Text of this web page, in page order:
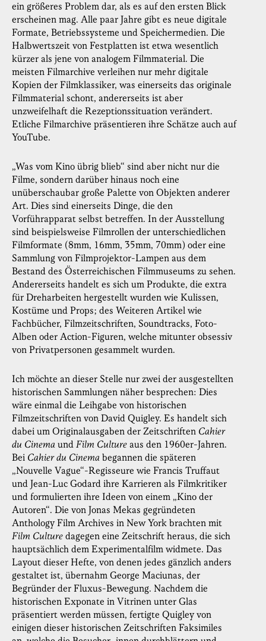
ein größeres Problem dar, als es auf den ersten Blick
erscheinen mag. Alle paar Jahre gibt es neue digitale
Formate, Betriebssysteme und Speichermedien. Die
Halbwertszeit von Festplatten ist etwa wesentlich
kürzer als jene von analogem Filmmaterial. Die
meisten Filmarchive verleihen nur mehr digitale
Kopien der Filmklassiker, was einerseits das originale
Filmmaterial schont, andererseits ist aber
unzweifelhaft die Rezeptionssituation verändert.
Etliche Filmarchive präsentieren ihre Schätze auch auf
YouTube.
„Was vom Kino übrig blieb“ sind aber nicht nur die
Filme, sondern darüber hinaus noch eine
unüberschaubar große Palette von Objekten anderer
Art. Dies sind einerseits Dinge, die den
Vorführapparat selbst betreffen. In der Ausstellung
sind beispielsweise Filmrollen der unterschiedlichen
Filmformate (8mm, 16mm, 35mm, 70mm) oder eine
Sammlung von Filmprojektor-Lampen aus dem
Bestand des Österreichischen Filmmuseums zu sehen.
Andererseits handelt es sich um Produkte, die extra
für Dreharbeiten hergestellt wurden wie Kulissen,
Kostüme und Props; des Weiteren Artikel wie
Fachbücher, Filmzeitschriften, Soundtracks, Foto-
Alben oder Action-Figuren, welche mitunter obsessiv
von Privatpersonen gesammelt wurden.
Ich möchte an dieser Stelle nur zwei der ausgestellten
historischen Sammlungen näher besprechen: Dies
wäre einmal die Leihgabe von historischen
Filmzeitschriften von David Quigley. Es handelt sich
dabei um Originalausgaben der Zeitschriften Cahier
du Cinema und Film Culture aus den 1960er-Jahren.
Bei Cahier du Cinema begannen die späteren
„Nouvelle Vague“-Regisseure wie Francis Truffaut
und Jean-Luc Godard ihre Karrieren als Filmkritiker
und formulierten ihre Ideen von einem „Kino der
Autoren“. Die von Jonas Mekas gegründeten
Anthology Film Archives in New York brachten mit
Film Culture dagegen eine Zeitschrift heraus, die sich
hauptsächlich dem Experimentalfilm widmete. Das
Layout dieser Hefte, von denen jedes gänzlich anders
gestaltet ist, übernahm George Maciunas, der
Begründer der Fluxus-Bewegung. Nachdem die
historischen Exponate in Vitrinen unter Glas
präsentiert werden müssen, fertigte Quigley von
einigen dieser historischen Zeitschriften Faksimiles